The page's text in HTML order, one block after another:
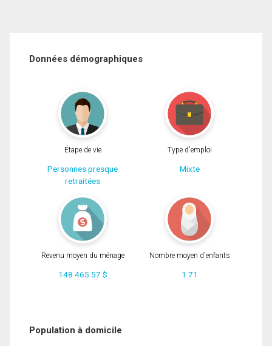
Données démographiques
Étape de vie
Personnes presque
retraitées
Type d'emploi
Mixte
Revenu moyen du ménage
148 465.57 $
Nombre moyen d'enfants
1.71
Population à domicile